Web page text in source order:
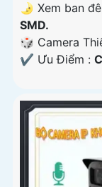
🌛 Xem ban
SMD.
🎲 Camera
️✔️ Ưu Điểm :